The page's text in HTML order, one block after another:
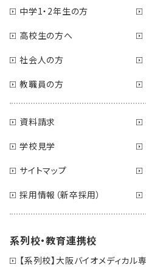
中学1・2年生の方
高校生の方へ
社会人の方
教職員の方
資料請求
学校見学
サイトマップ
採用情報（新卒採用）
系列校・教育連携校
【系列校】大阪バイオメディカル